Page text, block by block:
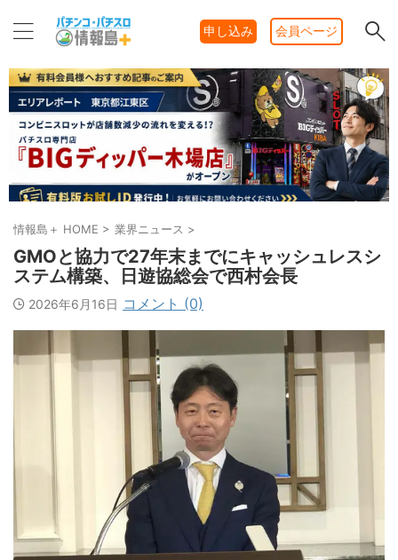
申し込み 会員ページ
情報島＋ HOME > 業界ニュース >
GMOと協力で27年末までにキャッシュレスシ
ステム構築、日遊協総会で西村会長
2026年6月16日 コメント (0)